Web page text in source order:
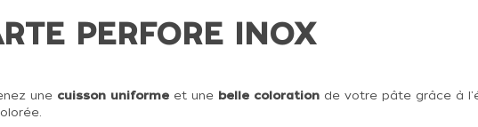
PERFORE INOX
une cuisson uniforme et une belle coloration de votre pâte grâce à